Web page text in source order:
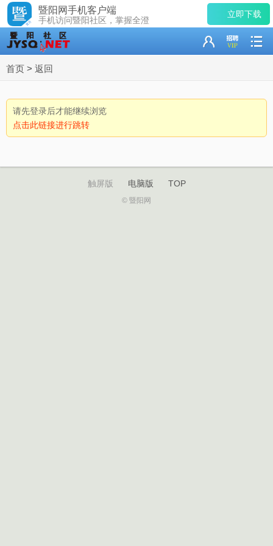
暨阳网手机客户端
手机访问暨阳社区，掌握全澄
立即下载
首页 > 返回
请先登录后才能继续浏览
点击此链接进行跳转
触屏版 电脑版 TOP
© 暨阳网